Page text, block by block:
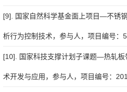
[9]. 国家自然科学基金面上项目—不锈
析行为控制技术，参与人，项目编号：
[10]. 国家科技支撑计划子课题—热轧板
术开发与应用，参与人，项目编号：